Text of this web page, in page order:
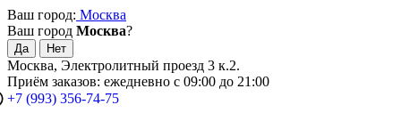
Ваш город: Москва
Ваш город Москва?
Москва, Электролитный проезд 3 к.2.
Приём заказов: ежедневно с 09:00 до 21:00
+7 (993) 356-74-75